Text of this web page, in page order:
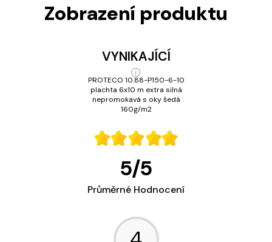
Zobrazení produktu
VYNIKAJÍCÍ
PROTECO 10.88-P150-6-10
plachta 6x10 m extra silná
nepromokavá s oky šedá
160g/m2
5/5
Průměrné Hodnocení